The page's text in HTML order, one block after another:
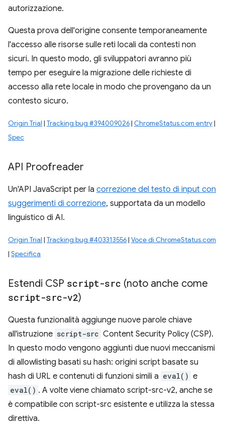
autorizzazione.
Questa prova dell'origine consente temporaneamente
l'accesso alle risorse sulle reti locali da contesti non
sicuri. In questo modo, gli sviluppatori avranno più
tempo per eseguire la migrazione delle richieste di
accesso alla rete locale in modo che provengano da un
contesto sicuro.
Origin Trial | Tracking bug #394009026| ChromeStatus.com entry|
Spec
API Proofreader
Un'API JavaScript per la correzione del testo di input con
suggerimenti di correzione, supportata da un modello
linguistico di AI.
Origin Trial | Tracking bug #403313556| Voce di ChromeStatus.com
| Specifica
Estendi CSP script-src (noto anche come
script-src-v2)
Questa funzionalità aggiunge nuove parole chiave
all'istruzione script-src Content Security Policy (CSP).
In questo modo vengono aggiunti due nuovi meccanismi
di allowlisting basati su hash: origini script basate su
hash di URL e contenuti di funzioni simili a eval() e
eval() . A volte viene chiamato script-src-v2, anche se
è compatibile con script-src esistente e utilizza la stessa
direttiva.